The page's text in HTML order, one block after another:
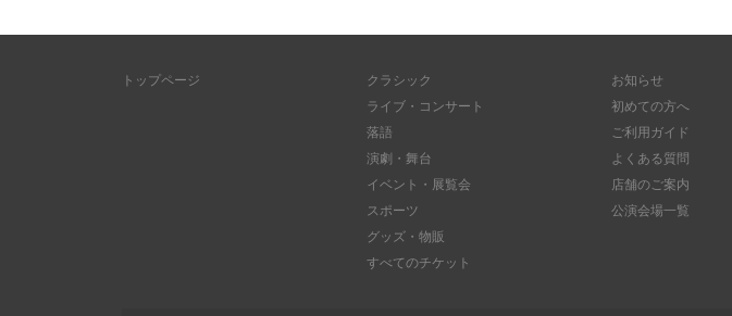
トップページ
クラシック
ライブ・コンサート
落語
演劇・舞台
イベント・展覧会
スポーツ
グッズ・物販
すべてのチケット
お知らせ
初めての方へ
ご利用ガイド
よくある質問
店舗のご案内
公演会場一覧